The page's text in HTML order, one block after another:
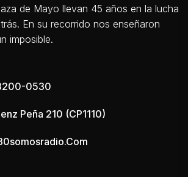
de Mayo llevan 45 años en la lucha
En su recorrido nos enseñaron
imposible.
0530
Peña 210 (CP1110)